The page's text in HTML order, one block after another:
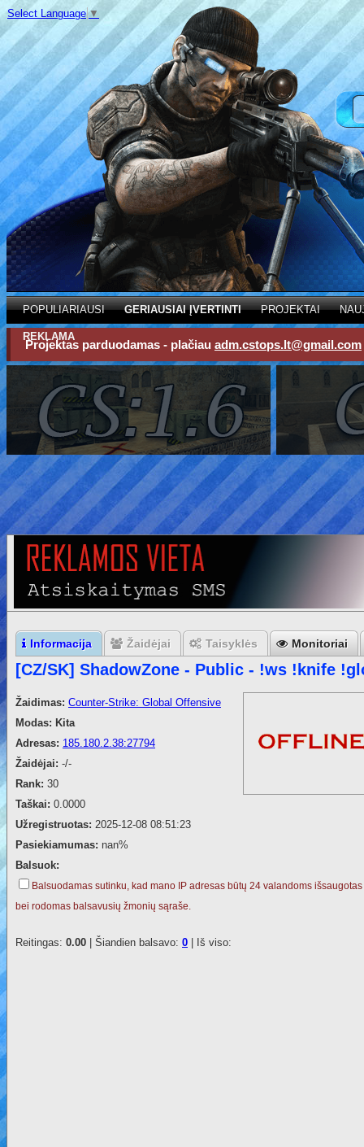
Select Language ▼
POPULIARIAUSI GERIAUSIAI ĮVERTINTI PROJEKTAI
REKLAMA
Projektas parduodamas - plačiau adm.cstops.lt@gmail.com
Informacija Žaidėjai Taisyklės Monitoriai
[CZ/SK] ShadowZone - Public - !ws !knife
Žaidimas: Counter-Strike: Global Offensive
Modas: Kita
Adresas: 185.180.2.38:27794
Žaidėjai: -/-
Rank: 30
Taškai: 0.0000
Užregistruotas: 2025-12-08 08:51:23
Pasiekiamumas: nan%
Balsuok:
Balsuodamas sutinku, kad mano IP adresas būtų 24 valandoms išsaugotas
bei rodomas balsavusių žmonių sąraše.
Reitingas: 0.00 | Šiandien balsavo: 0 | Iš viso: